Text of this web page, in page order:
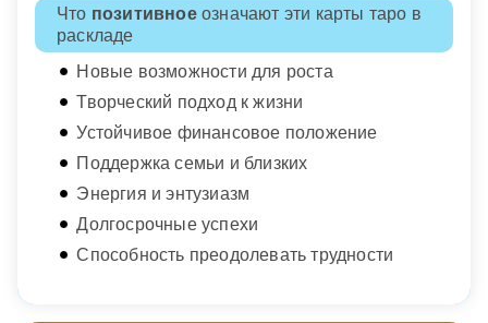
Что позитивноеозначают эти карты таро в
раскладе
Новые возможности для роста
Творческий подход к жизни
Устойчивое финансовое положение
Поддержка семьи и близких
Энергия и энтузиазм
Долгосрочные успехи
Способность преодолевать трудности